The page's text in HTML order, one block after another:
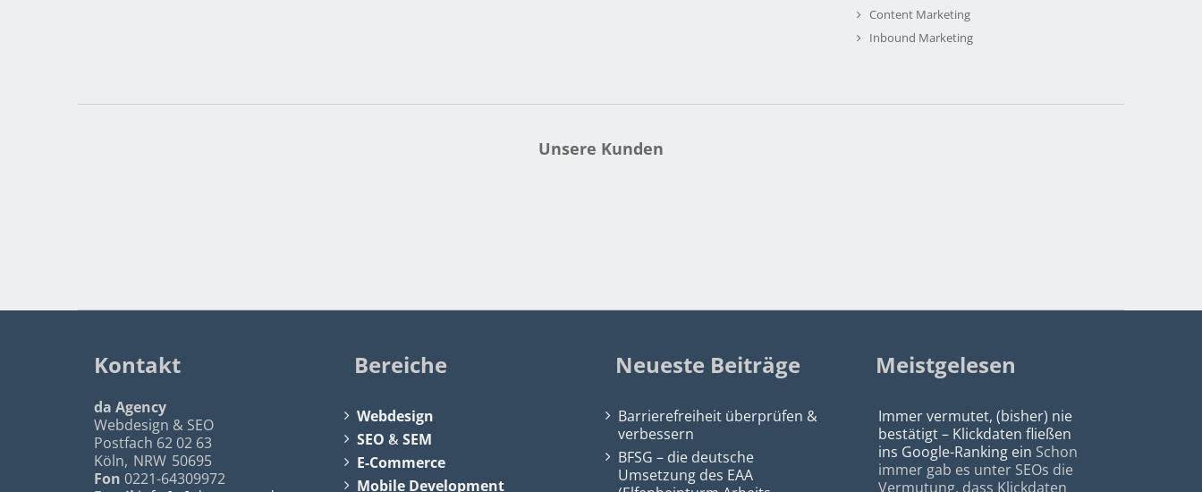
Content Marketing
Inbound Marketing
Unsere Kunden
Kontakt
da Agency
Webdesign & SEO
Postfach 62 02 63
Köln, NRW 50695
Fon 0221-64309972
Bereiche
Webdesign
SEO &SEM
E-Commerce
Mobile Development
Neueste Beiträge
Barrierefreiheit überprüfen &
verbessern
BFSG – die deutsche
Umsetzung des EAA
Meistgelesen
Immer vermutet, (bisher) nie
bestätigt – Klickdaten fließen
ins Google-Ranking ein Schon
immer gab es unter SEOs die
Vermutung, dass Klickdaten